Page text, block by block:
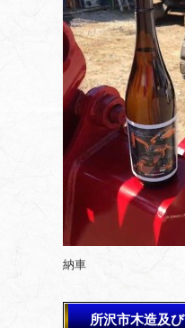
納車
所沢市木造及